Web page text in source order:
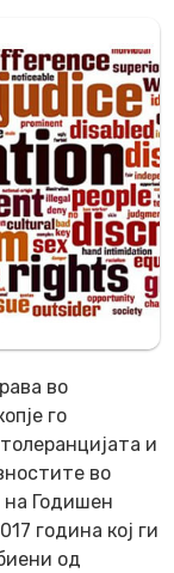
во
го
и
во
на Годишен
година кој ги
од